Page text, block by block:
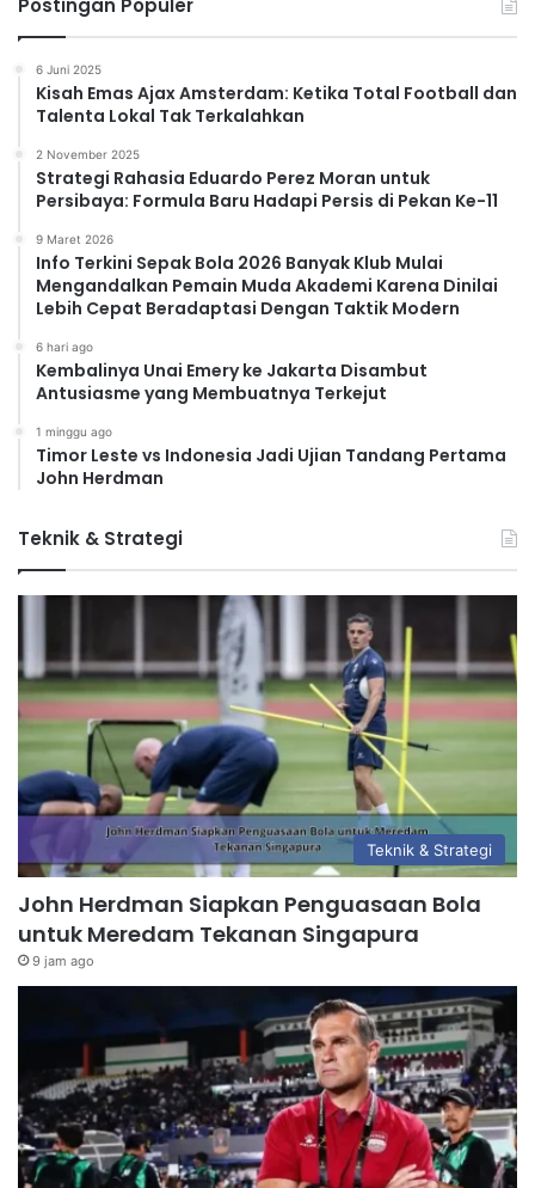
Postingan Populer
6 Juni 2025
Kisah Emas Ajax Amsterdam: Ketika Total Football dan
Talenta Lokal Tak Terkalahkan
2 November 2025
Strategi Rahasia Eduardo Perez Moran untuk
Persibaya: Formula Baru Hadapi Persis di Pekan Ke-11
9 Maret 2026
Info Terkini Sepak Bola 2026 Banyak Klub Mulai
Mengandalkan Pemain Muda Akademi Karena Dinilai
Lebih Cepat Beradaptasi Dengan Taktik Modern
6 hari ago
Kembalinya Unai Emery ke Jakarta Disambut
Antusiasme yang Membuatnya Terkejut
1 minggu ago
Timor Leste vs Indonesia Jadi Ujian Tandang Pertama
John Herdman
Teknik & Strategi
Teknik & Strategi
John Herdman Siapkan Penguasaan Bola
untuk Meredam Tekanan Singapura
9 jam ago